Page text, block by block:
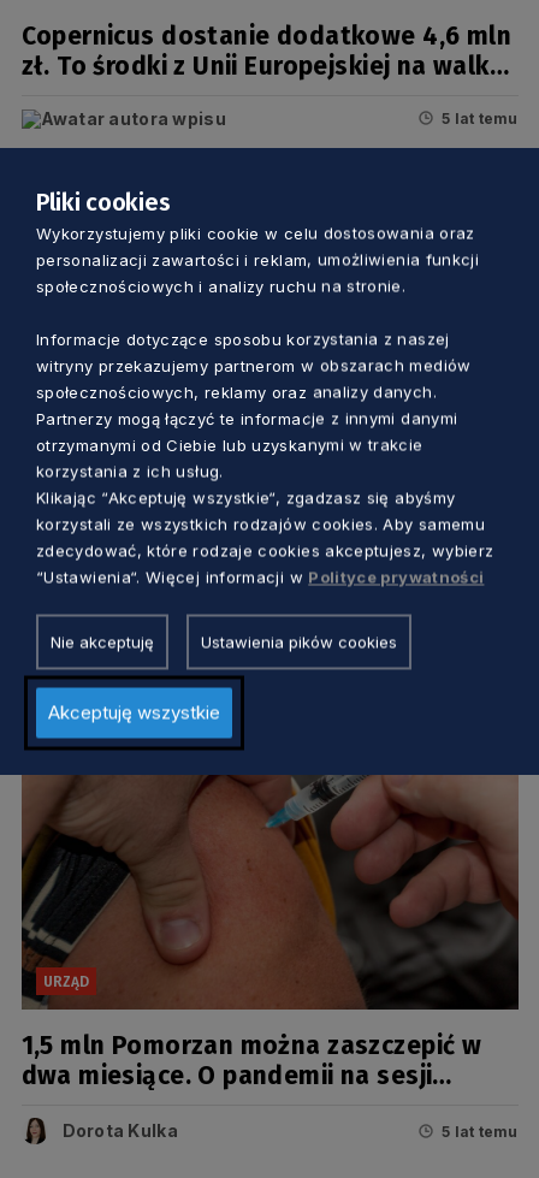
Copernicus dostanie dodatkowe 4,6 mln
zł. To środki z Unii Europejskiej na walkę
5 lat temu
KULTURA
Od maja nowe zasady bezpieczeństwa.
Co i kiedy się zmieni? [HARMONOGRAM]
Dorota Kulka
URZĄD
1,5 mln Pomorzan można zaszczepić w
dwa miesiące. O pandemii na sesji
Dorota Kulka 5 lat temu
Pliki cookies
Wykorzystujemy pliki cookie w celu dostosowania oraz
personalizacji zawartości i reklam, umożliwienia funkcji
społecznościowych i analizy ruchu na stronie.
Informacje dotyczące sposobu korzystania z naszej
witryny przekazujemy partnerom w obszarach mediów
społecznościowych, reklamy oraz analizy danych.
Partnerzy mogą łączyć te informacje z innymi danymi
otrzymanymi od Ciebie lub uzyskanymi w trakcie
korzystania z ich usług.
Klikając “Akceptuję wszystkie“, zgadzasz się abyśmy
korzystali ze wszystkich rodzajów cookies. Aby samemu
zdecydować, które rodzaje cookies akceptujesz, wybierz
“Ustawienia“. Więcej informacji w Polityce prywatności
Nie akceptuję Ustawienia pików cookies
Akceptuję wszystkie